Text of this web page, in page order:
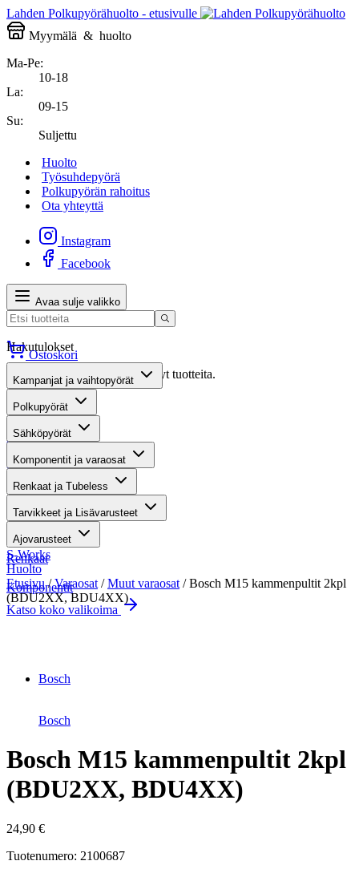
Lahden Polkupyörähuolto - etusivulle
Myymälä & huolto
Ma-Pe:
10-18
La:
09-15
Su:
Suljettu
Huolto
Työsuhdepyörä
Polkupyörän rahoitus
Ota yhteyttä
Instagram
Facebook
Avaa sulje valikko
Hakutulokset
Valitettavasti haullasi ei löytynyt tuotteita.
Suositut osastot
Gravel-pyörät
Maastosähköpyörät
Kaupunkisähköpyörät
Renkaat
Komponentit
Katso koko valikoima
Ostoskori
Kampanjat ja vaihtopyörät
Polkupyörät
Sähköpyörät
Komponentit ja varaosat
Renkaat ja Tubeless
Tarvikkeet ja Lisävarusteet
Ajovarusteet
S-Works
Huolto
Etusivu/Varaosat /Muut varaosat / Bosch M15 kammenpultit 2kpl
(BDU2XX, BDU4XX)
Bosch
Bosch
Bosch M15 kammenpultit 2kpl
(BDU2XX, BDU4XX)
24,90 €
Tuotenumero: 2100687